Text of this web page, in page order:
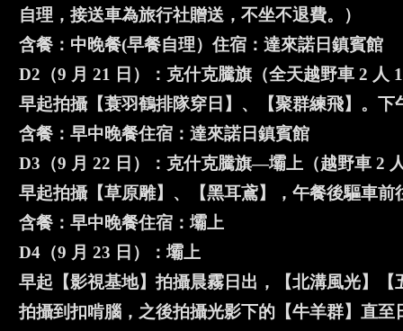
自理，接送車為旅行社贈送，不坐不退費。）
含餐：中晚餐(早餐自理）住宿：達來諾日鎮賓館
D2（9 月 21 日）：克什克騰旗（全天越野車 2 人
早起拍攝【蓑羽鶴排隊穿日】、【聚群練飛】。
含餐：早中晚餐住宿：達來諾日鎮賓館
D3（9 月 22 日）：克什克騰旗—壩上（越野車 2
早起拍攝【草原雕】、【黑耳鳶】，午餐後驅車前
含餐：早中晚餐住宿：壩上
D4（9 月 23 日）：壩上
早起【影視基地】拍攝晨霧日出，【北溝風光】
拍攝到扣啃腦，之後拍攝光影下的【牛羊群】直至